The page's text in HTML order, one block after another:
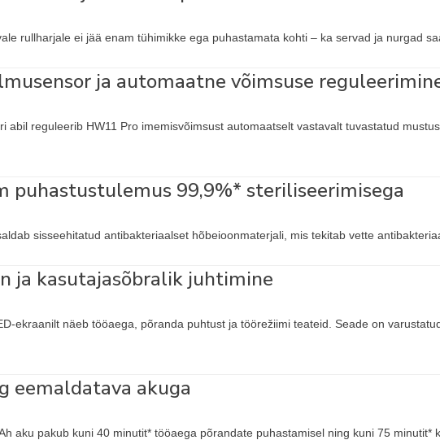
rullharjale ei jää enam tühimikke ega puhastamata kohti – ka servad ja nurgad
ja automaatne võimsuse
abil reguleerib HW11 Pro imemisvõimsust automaatselt vastavalt tuvastatud
puhastustulemus 99,9%* steriliseerimisega
sisseehitatud antibakteriaalset hõbeioonmaterjali, mis tekitab vette
ja kasutajasõbralik juhtimine
ekraanilt näeb tööaega, põranda puhtust ja töörežiimi teateid. Seade on
eemaldatava akuga
aku pakub kuni 40 minutit* tööaega põrandate puhastamisel ning kuni 75 minutit*